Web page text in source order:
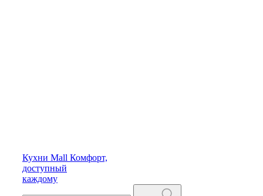
Кухни Mall Комфорт,
доступный
каждому